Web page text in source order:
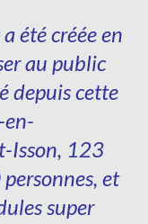
été créée en
au public
depuis cette
en-
Isson, 123
et
super